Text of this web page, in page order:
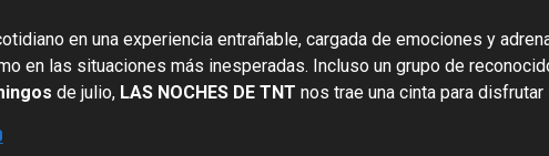
en una experiencia entrañable, cargada de emociones y
en las situaciones más inesperadas. Incluso un grupo de
de julio, LAS NOCHES DE TNT nos trae una cinta para disfrutar